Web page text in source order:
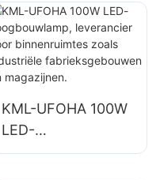
voor binnenruimtes
zoals
reparatiewerkplaat
sen en magazijnen.
KML-UFOHA 100W
LED-
hoogbouwlamp,